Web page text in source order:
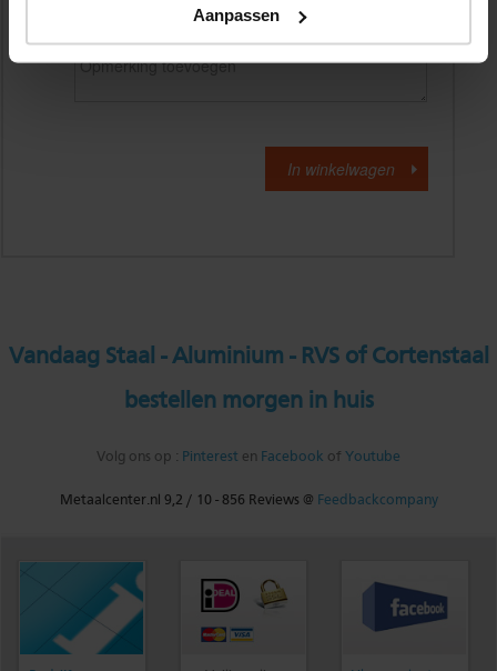
Aanpassen
Vandaag Staal - Aluminium - RVS of Cortenstaal
bestellen morgen in huis
Volg ons op : Pinterest en Facebook of Youtube
Metaalcenter.nl 9,2 / 10 -856 Reviews @ Feedbackcompany